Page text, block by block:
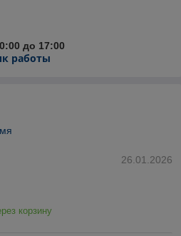
до 17:00
работы
26.01.2026
корзину